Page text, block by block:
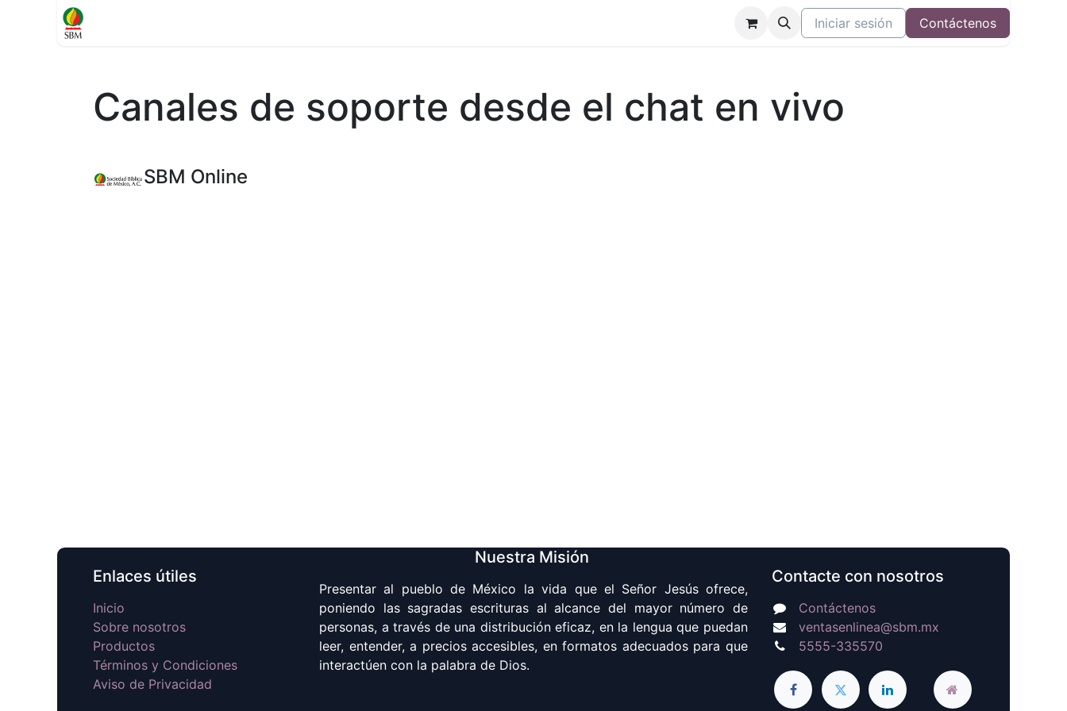
Iniciar sesión Contáctenos
Canales de soporte desde el chat en vivo
SBM Online
Enlaces útiles
Inicio
Sobre nosotros
Productos
Términos y Condiciones
Aviso de Privacidad
Nuestra Misión
Presentar al pueblo de México la vida que el Señor Jesús ofrece,
poniendo las sagradas escrituras al alcance del mayor número de
personas, a través de una distribución eficaz, en la lengua que puedan
leer, entender, a precios accesibles, en formatos adecuados para que
interactúen con la palabra de Dios.
Contacte con nosotros
Contáctenos
ventasenlinea@sbm.mx
5555-335570